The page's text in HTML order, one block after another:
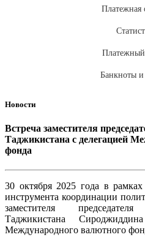
Платежная
Платежный
Банкноты
Новости
Встреча заместителя
Таджикистана с делегацией
фонда
30 октября 2025 года в
инструмента координации
заместителя
Таджикистана
Международного валютного